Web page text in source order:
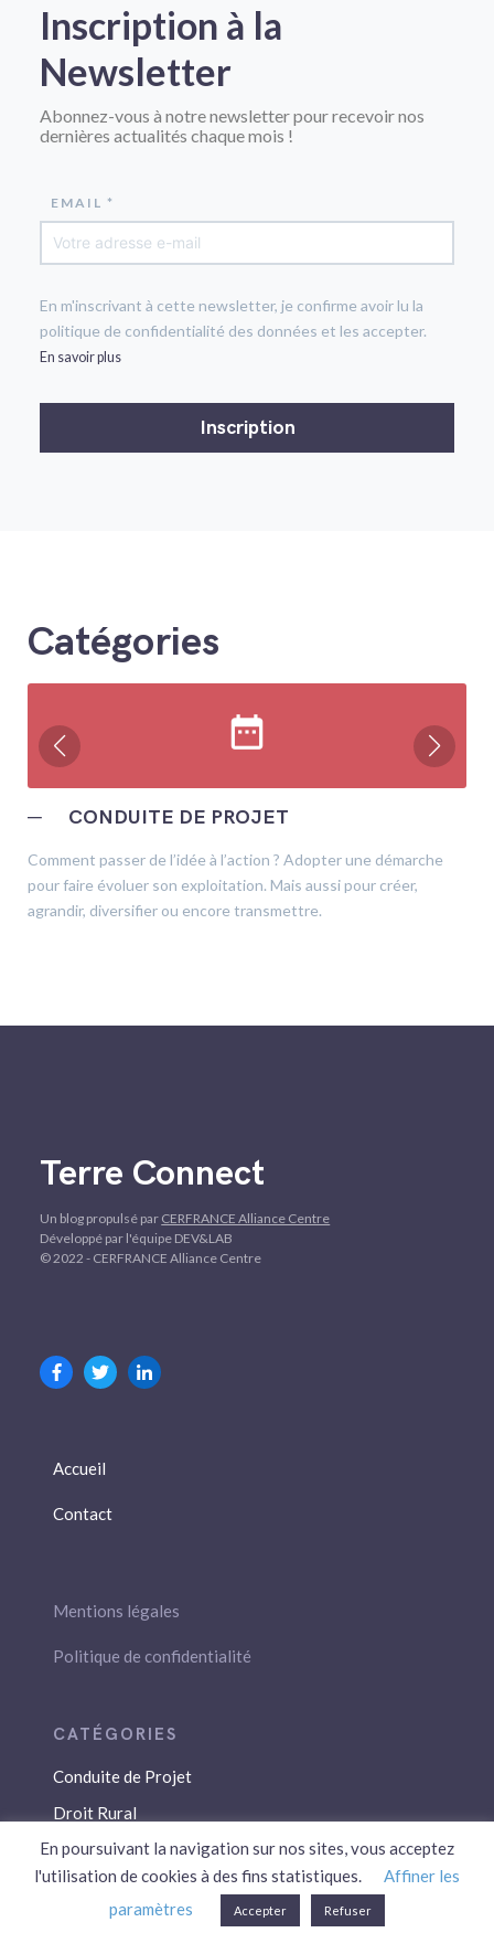
Inscription à la
Newsletter
Abonnez-vous à notre newsletter pour recevoir nos
dernières actualités chaque mois !
EMAIL *
En m'inscrivant à cette newsletter, je confirme avoir lu la
politique de confidentialité des données et les accepter.
En savoir plus
Catégories
date_range
─ CONDUITE DE PROJET
Comment passer de l’idée à l’action ? Adopter une démarche
pour faire évoluer son exploitation. Mais aussi pour créer,
agrandir, diversifier ou encore transmettre.
Terre Connect
Un blog propulsé par CERFRANCE Alliance Centre
Développé par l'équipe DEV&LAB
© 2022 - CERFRANCE Alliance Centre
Accueil
Contact
Mentions légales
Politique de confidentialité
Conduite de Projet
Droit Rural
Droit Social
Économie / Gestion
Environnement
En poursuivant la navigation sur nos sites, vous acceptez
l'utilisation de cookies à des fins statistiques.
Affiner les
paramètres
Accepter Refuser